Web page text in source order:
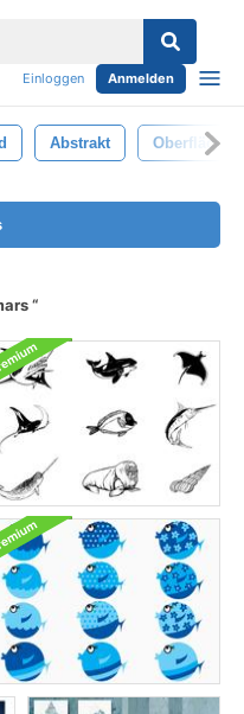
Einloggen Anmelden
Abstrakt Oberfläche